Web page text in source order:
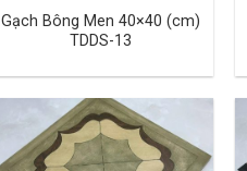
Gạch Bông Men 40×40 (cm)
TDDS-13